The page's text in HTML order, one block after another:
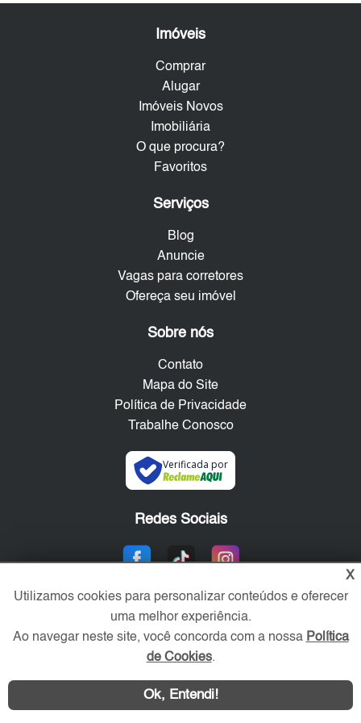
Imóveis
Comprar
Alugar
Imóveis Novos
Imobiliária
O que procura?
Favoritos
Serviços
Blog
Anuncie
Vagas para corretores
Ofereça seu imóvel
Sobre nós
Contato
Mapa do Site
Política de Privacidade
Trabalhe Conosco
Verificada por
Redes Sociais
Área exclusiva aos anunciantes,
acesse sua conta:
X
Utilizamos cookies para personalizar conteúdos e oferecer
uma melhor experiência.
Ao navegar neste site, você concorda com a nossa Política
de Cookies.
Ok, Entendi!